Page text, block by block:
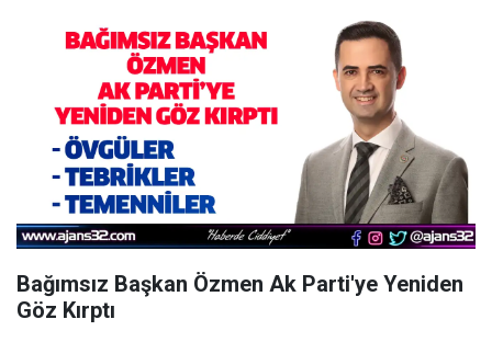
Bağımsız Başkan Özmen Ak Parti'ye Yeniden
Göz Kırptı